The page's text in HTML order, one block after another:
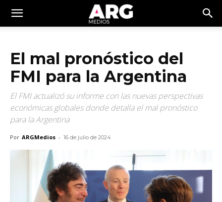
El mal pronóstico del
FMI para la Argentina
El FMI actualizó su informe con las nuevas perspectivas
económicas globales donde detalla el mal pronóstico
para la Argentina
Por ARGMedios - 16 de julio de 2024